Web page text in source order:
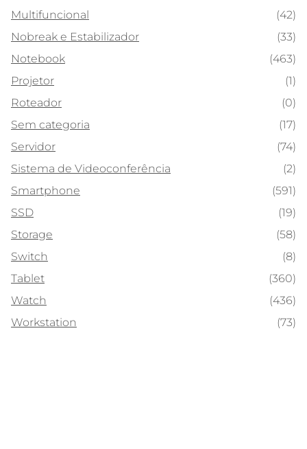
Multifuncional
(42)
Nobreak e Estabilizador
(33)
Notebook
(463)
Projetor
(1)
Roteador
(0)
Sem categoria
(17)
Servidor
(74)
Sistema de Videoconferência
(2)
Smartphone
(591)
SSD
(19)
Storage
(58)
Switch
(8)
Tablet
(360)
Watch
(436)
Workstation
(73)